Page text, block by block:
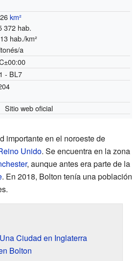
km²
372 hab.
hab./km²
a
- BL7
Sitio web oficial
importante en el noroeste de
Unido. Se encuentra en la zona
, aunque antes era parte de la
. En 2018, Bolton tenía una población
Ciudad en Inglaterra
Bolton